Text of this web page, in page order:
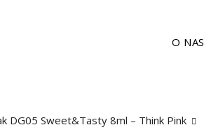
O NAS
DG05 Sweet&Tasty 8ml – Think Pink